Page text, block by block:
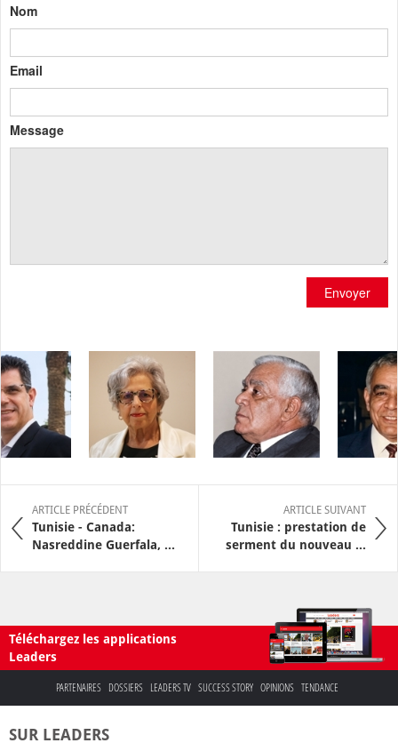
Nom
Email
Message
Envoyer
ARTICLE PRÉCÉDENT
Tunisie - Canada:
Nasreddine Guerfala, ...
ARTICLE SUIVANT
Tunisie : prestation de
serment du nouveau ...
Téléchargez les applications
Leaders
PARTENAIRES DOSSIERS LEADERS TV SUCCESS STORY OPINIONS TENDANCE
SUR LEADERS